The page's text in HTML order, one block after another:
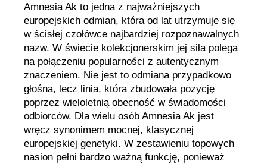
Amnesia Ak to jedna z najważniejszych
europejskich odmian, która od lat utrzymuje się
w ścisłej czołówce najbardziej rozpoznawalnych
nazw. W świecie kolekcjonerskim jej siła polega
na połączeniu popularności z autentycznym
znaczeniem. Nie jest to odmiana przypadkowo
głośna, lecz linia, która zbudowała pozycję
poprzez wieloletnią obecność w świadomości
odbiorców. Dla wielu osób Amnesia Ak jest
wręcz synonimem mocnej, klasycznej
europejskiej genetyki. W zestawieniu topowych
nasion pełni bardzo ważną funkcję, ponieważ